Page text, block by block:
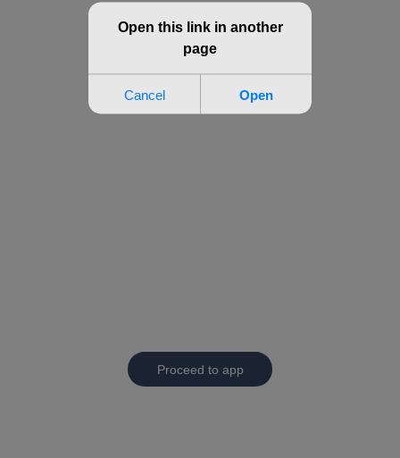
Proceed to app